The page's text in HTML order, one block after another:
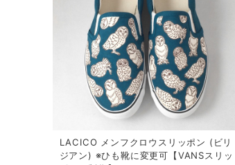
LACICO メンフクロウスリッポン (ビリ
ジアン) ※ひも靴に変更可【VANSスリッ